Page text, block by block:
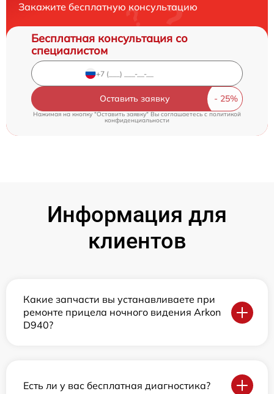
Закажите бесплатную консультацию
Бесплатная консультация со
специалистом
Оставить заявку
Нажимая на кнопку "Оставить заявку" Вы соглашаетесь c политикой
конфиденциальности
Информация для
клиентов
Какие запчасти вы устанавливаете при
ремонте прицела ночного видения Arkon
D940?
Есть ли у вас бесплатная диагностика?